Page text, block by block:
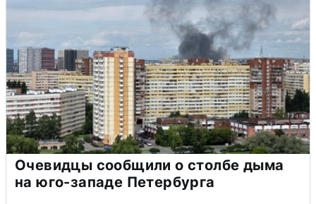
Очевидцы сообщили о столбе дыма
на юго-западе Петербурга